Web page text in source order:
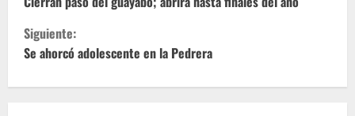
i
g
Siguiente:
Se ahorcó adolescente en la Pedrera